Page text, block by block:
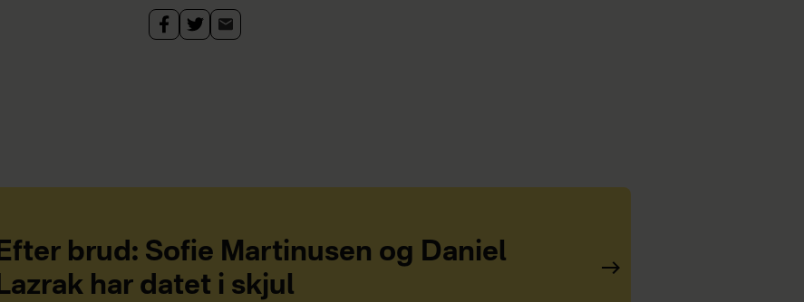
Efter brud: Sofie Martinusen og Daniel
Lazrak har datet i skjul